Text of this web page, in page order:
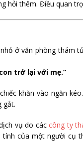
hỏi thêm. Điều quan
ở văn phòng thám
trở lại với mẹ.”
khăn vào ngăn
gắt.
vụ do cáccông ty
của một người cụ